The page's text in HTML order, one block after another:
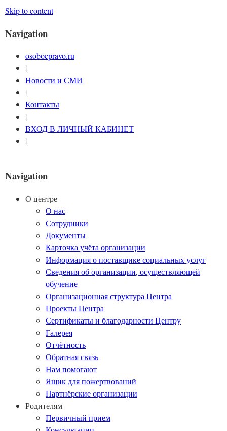
Skip to content
Navigation
osoboepravo.ru
|
Новости и СМИ
|
Контакты
|
ВХОД В ЛИЧНЫЙ КАБИНЕТ
|
Navigation
О центре
О нас
Сотрудники
Документы
Карточка учёта организации
Информация о поставщике социальных услуг
Сведения об организации, осуществляющей
обучение
Организационная структура Центра
Проекты Центра
Сертификаты и благодарности Центру
Галерея
Отчётность
Обратная связь
Нам помогают
Ящик для пожертвований
Партнёрские организации
Родителям
Первичный прием